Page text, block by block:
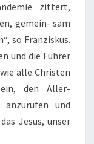
zittert,
gemein- sam
so Franziskus.
und die Führer
alle Christen
ein, den Aller-
und
Jesus, unser